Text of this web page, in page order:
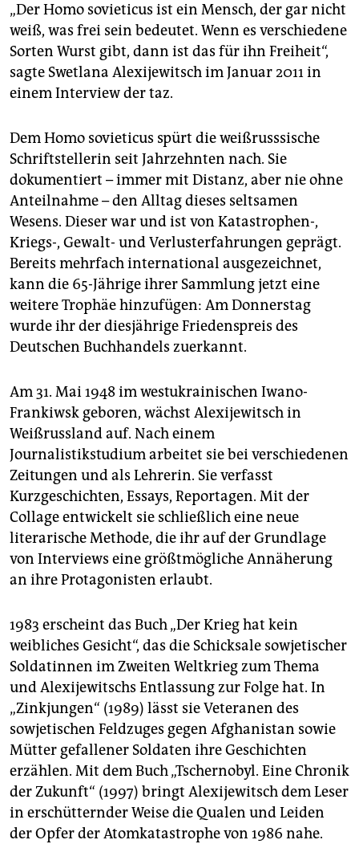
unterstützen
abo
genossenschaft
„Der Homo sovieticus ist ein Mensch, der gar nicht
weiß, was frei sein bedeutet. Wenn es verschiedene
Sorten Wurst gibt, dann ist das für ihn Freiheit“,
sagte Swetlana Alexijewitsch im Januar 2011 in
einem Interview der taz.
Dem Homo sovieticus spürt die weißrusssische
Schriftstellerin seit Jahrzehnten nach. Sie
dokumentiert – immer mit Distanz, aber nie ohne
Anteilnahme – den Alltag dieses seltsamen
Wesens. Dieser war und ist von Katastrophen-,
Kriegs-, Gewalt- und Verlusterfahrungen geprägt.
Bereits mehrfach international ausgezeichnet,
kann die 65-Jährige ihrer Sammlung jetzt eine
weitere Trophäe hinzufügen: Am Donnerstag
wurde ihr der diesjährige Friedenspreis des
Deutschen Buchhandels zuerkannt.
Am 31. Mai 1948 im westukrainischen Iwano-
Frankiwsk geboren, wächst Alexijewitsch in
Weißrussland auf. Nach einem
Journalistikstudium arbeitet sie bei verschiedenen
Zeitungen und als Lehrerin. Sie verfasst
Kurzgeschichten, Essays, Reportagen. Mit der
Collage entwickelt sie schließlich eine neue
literarische Methode, die ihr auf der Grundlage
von Interviews eine größtmögliche Annäherung
an ihre Protagonisten erlaubt.
1983 erscheint das Buch „Der Krieg hat kein
weibliches Gesicht“, das die Schicksale sowjetischer
Soldatinnen im Zweiten Weltkrieg zum Thema
und Alexijewitschs Entlassung zur Folge hat. In
„Zinkjungen“ (1989) lässt sie Veteranen des
sowjetischen Feldzuges gegen Afghanistan sowie
Mütter gefallener Soldaten ihre Geschichten
erzählen. Mit dem Buch „Tschernobyl. Eine Chronik
der Zukunft“ (1997) bringt Alexijewitsch dem Leser
in erschütternder Weise die Qualen und Leiden
der Opfer der Atomkatastrophe von 1986 nahe.